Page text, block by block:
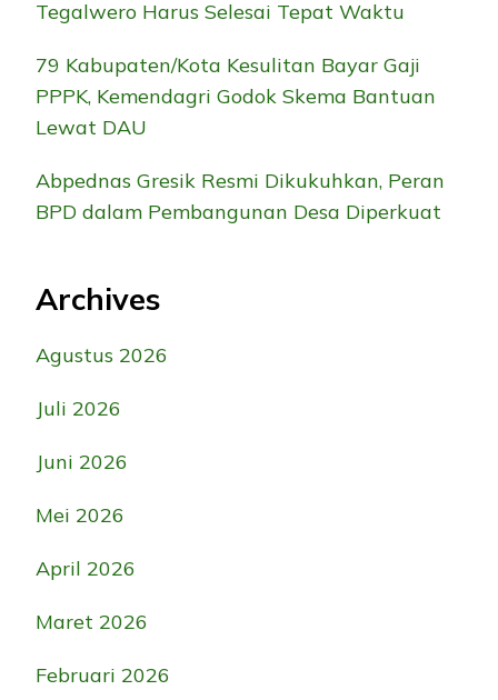
Tegalwero Harus Selesai Tepat Waktu
79 Kabupaten/Kota Kesulitan Bayar Gaji
PPPK, Kemendagri Godok Skema Bantuan
Lewat DAU
Abpednas Gresik Resmi Dikukuhkan, Peran
BPD dalam Pembangunan Desa Diperkuat
Archives
Agustus 2026
Juli 2026
Juni 2026
Mei 2026
April 2026
Maret 2026
Februari 2026